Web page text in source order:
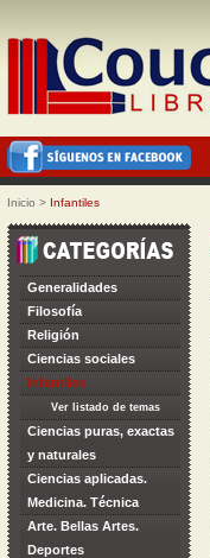
Inicio > Infantiles
Generalidades
Filosofía
Religión
Ciencias sociales
Infantiles
Ver listado de temas
Ciencias puras, exactas
y naturales
Ciencias aplicadas.
Medicina. Técnica
Arte. Bellas Artes.
Deportes